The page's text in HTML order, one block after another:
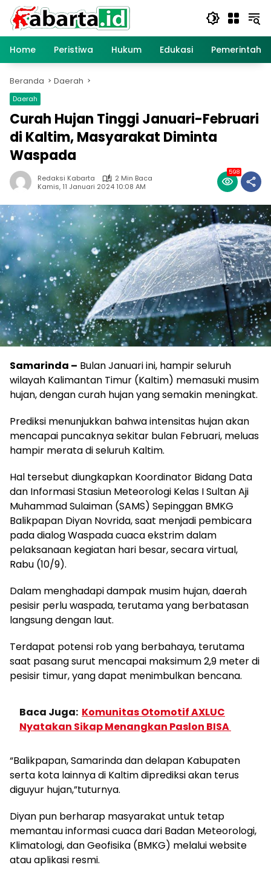
Langsung
konten
Home
Peristiwa Hukum Edukasi
Beranda Daerah
Daerah
Curah Hujan Tinggi Januari-Februari
di Kaltim, Masyarakat Diminta
Waspada
Redaksi Kabarta
2 Min Baca
Kamis, 11 Januari 2024 10:08 AM
598
Samarinda – Bulan Januari ini, hampir seluruh
wilayah Kalimantan Timur (Kaltim) memasuki musim
hujan, dengan curah hujan yang semakin meningkat.
Prediksi menunjukkan bahwa intensitas hujan akan
mencapai puncaknya sekitar bulan Februari, meluas
hampir merata di seluruh Kaltim.
Hal tersebut diungkapkan Koordinator Bidang Data
dan Informasi Stasiun Meteorologi Kelas I Sultan Aji
Muhammad Sulaiman (SAMS) Sepinggan BMKG
Balikpapan Diyan Novrida, saat menjadi pembicara
pada dialog Waspada cuaca ekstrim dalam
pelaksanaan kegiatan hari besar, secara virtual,
Rabu (10/9).
Dalam menghadapi dampak musim hujan, daerah
pesisir perlu waspada, terutama yang berbatasan
langsung dengan laut.
Terdapat potensi rob yang berbahaya, terutama
saat pasang surut mencapai maksimum 2,9 meter di
pesisir timur, yang dapat menimbulkan bencana.
Baca Juga: Komunitas Otomotif AXLUC
Nyatakan Sikap Menangkan Paslon BISA
“Balikpapan, Samarinda dan delapan Kabupaten
serta kota lainnya di Kaltim diprediksi akan terus
diguyur hujan,”tuturnya.
Diyan pun berharap masyarakat untuk tetap
memantau informasi cuaca dari Badan Meteorologi,
Klimatologi, dan Geofisika (BMKG) melalui website
atau aplikasi resmi.